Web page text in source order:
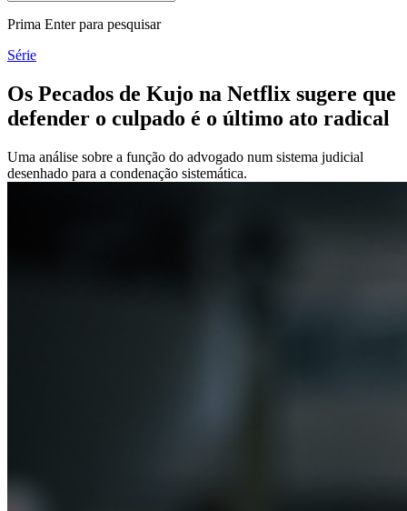
Prima Enter para pesquisar
Série
Os Pecados de Kujo na Netflix sugere que
defender o culpado é o último ato radical
Uma análise sobre a função do advogado num sistema judicial
desenhado para a condenação sistemática.